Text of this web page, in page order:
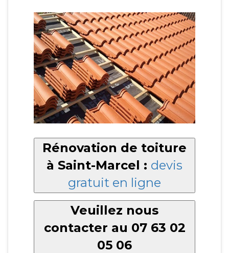
Rénovation de toiture
à Saint-Marcel : devis
gratuit en ligne
Veuillez nous
contacter au 07 63 02
05 06